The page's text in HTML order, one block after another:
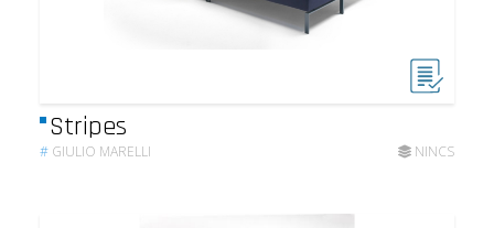
Stripes
# GIULIO MARELLI NINCS